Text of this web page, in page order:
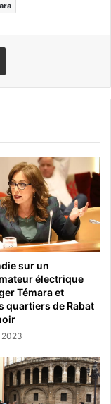
sur un
électrique
Témara et
quartiers de Rabat
2023